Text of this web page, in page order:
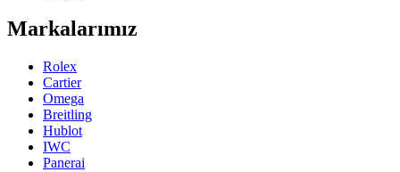
Markalarımız
Rolex
Cartier
Omega
Breitling
Hublot
IWC
Panerai